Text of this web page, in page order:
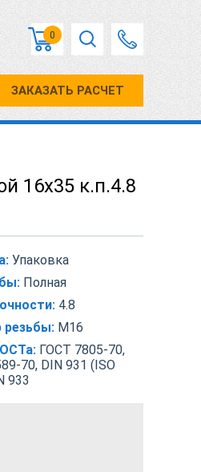
0
ЗАКАЗАТЬ РАСЧЕТ
16х35 к.п.4.8
Упаковка
Полная
4.8
М16
ГОСТ 7805-70,
70, DIN 931 (ISO
933